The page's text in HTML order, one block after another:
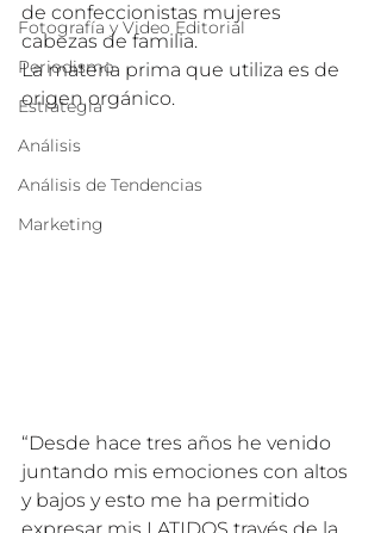
Fotografía y Video Editorial
Periodismo
Estrategia
Análisis
Análisis de Tendencias
Marketing
de confeccionistas mujeres
cabezas de familia.
La materia prima que utiliza es de
origen orgánico.
“Desde hace tres años he venido
juntando mis emociones con altos
y bajos y esto me ha permitido